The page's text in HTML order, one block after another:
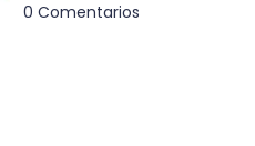
0 Comentarios